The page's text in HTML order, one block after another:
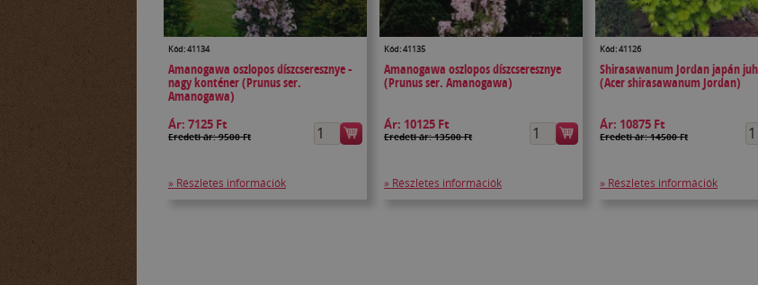
Kód: 41134
Amanogawa oszlopos díszcseresznye -
nagy konténer (Prunus ser.
Amanogawa)
Ár: 7125 Ft
Eredeti ár: 9500 Ft
» Részletes információk
Kód: 41135
Amanogawa oszlopos díszcseresznye
(Prunus ser. Amanogawa)
Ár: 10125 Ft
Eredeti ár: 13500 Ft
» Részletes információk
Kód: 41126
Shirasawanum Jordan japán
(Acer shirasawanum Jordan)
Ár: 10875 Ft
Eredeti ár: 14500 Ft
» Részletes információk